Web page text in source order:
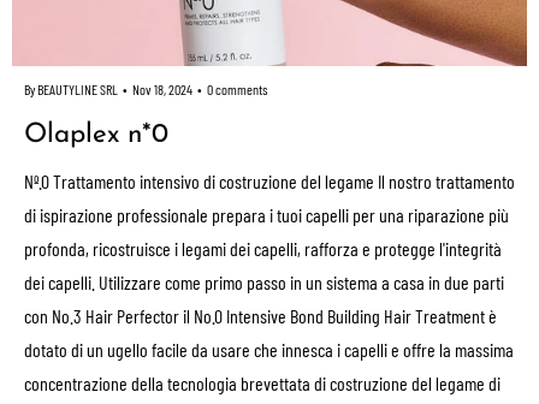
By BEAUTYLINE SRL Nov 18, 2024 0 comments
Olaplex n*0
Nº.0 Trattamento intensivo di costruzione del legame Il nostro trattamento
di ispirazione professionale prepara i tuoi capelli per una riparazione più
profonda, ricostruisce i legami dei capelli, rafforza e protegge l'integrità
dei capelli. Utilizzare come primo passo in un sistema a casa in due parti
con No.3 Hair Perfector il No.0 Intensive Bond Building Hair Treatment è
dotato di un ugello facile da usare che innesca i capelli e offre la massima
concentrazione della tecnologia brevettata di costruzione del legame di